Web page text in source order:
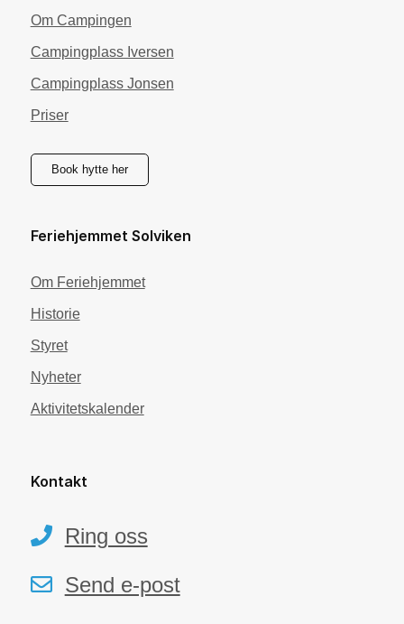
Om Campingen
Campingplass Iversen
Campingplass Jonsen
Priser
Book hytte her
Feriehjemmet Solviken
Om Feriehjemmet
Historie
Styret
Nyheter
Aktivitetskalender
Kontakt
Ring oss
Send e-post